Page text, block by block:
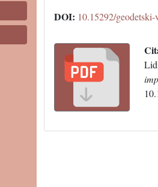
DOI: 10.15292/